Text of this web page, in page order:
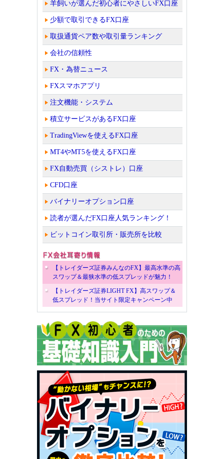
羊飼いが選んだ初心者にやさしいFX口座
少額で取引できるFX口座
取扱通貨ペア数や取引量ランキング
会社の信頼性
FX・為替ニュース
FXスマホアプリ
注文機能・システム
積立サービスがあるFX口座
TradingViewを使えるFX口座
MT4やMT5を使えるFX口座
FX自動売買（シストレ）口座
CFD口座
バイナリーオプション口座
読者が選んだFX口座人気ランキング！
ビットコイン取引所・販売所を比較
【トレイダーズ証券みんなのFX】最高水準の高
スワップ＆最狭水準の低スプレッドが魅力！
【トレイダーズ証券LIGHT FX】高スワップ＆
低スプレッド！当サイト限定キャンペーン中